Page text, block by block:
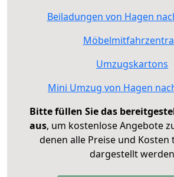
Beiladungen von Hagen
Umzugskartons
Mini Umzug von Hagen
Bitte füllen Sie das
aus, um kostenlose Angebote
denen alle Preise und
dargestellt werden